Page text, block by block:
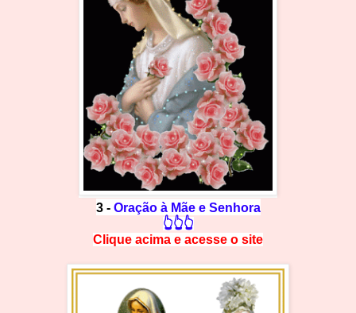
3 - Oração à Mãe e Senhora
👆👆👆
Clique acima e acesse o site